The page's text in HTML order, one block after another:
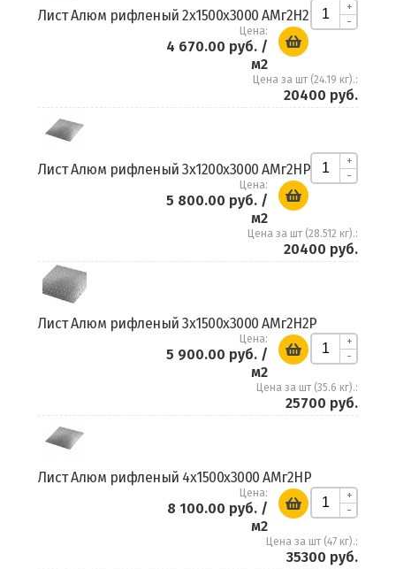
Лист Алюм рифленый 2х1500х3000 АМг2Н2 +
-
Цена:
4 670.00 руб. /
м2
Цена за шт (24.19 кг).:
20400 руб.
Лист Алюм рифленый 3х1200х3000 АМг2НР +
-
Цена:
5 800.00 руб. /
м2
Цена за шт (28.512 кг).:
20400 руб.
Лист Алюм рифленый 3х1500х3000 АМг2Н2Р
+
-
Цена:
5 900.00 руб. /
м2
Цена за шт (35.6 кг).:
25700 руб.
Лист Алюм рифленый 4х1500х3000 АМг2НР
+
-
Цена:
8 100.00 руб. /
м2
Цена за шт (47 кг).:
35300 руб.